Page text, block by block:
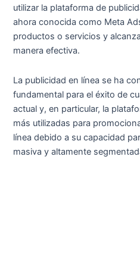
utilizar la plataforma de
ahora conocida como Meta
productos o servicios y
manera efectiva.
La publicidad en línea se ha
fundamental para el éxito de
actual y, en particular, la
más utilizadas para
línea debido a su capacidad
masiva y altamente